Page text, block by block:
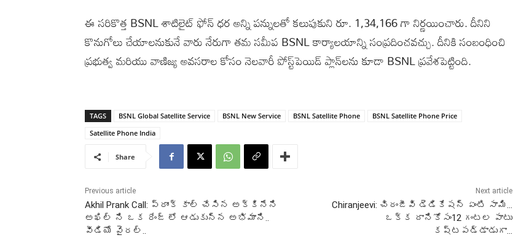
ఈ సరికొత్త BSNL శాటిలైట్ ఫోన్ ధర అన్ని పన్నులతో కలుపుకుని రూ. 1,34,166 గా నిర్ణయించారు. దీనిని
కొనుగోలు చేయాలనుకునే వారు నేరుగా తమ సమీప BSNL కార్యాలయాన్ని సంప్రదించవచ్చు. దీనికి సంబంధించి
ప్రభుత్వ మరియు వాణిజ్య అవసరాల కోసం నెలవారీ పోస్ట్‌పెయిడ్ ప్లాన్‌లను కూడా BSNL ప్రవేశపెట్టింది.
TAGS BSNL Global Satellite Service BSNL New Service BSNL Satellite Phone
BSNL Satellite Phone Price
Satellite Phone India
Share
Previous article
Akhil Prank Call: ప్రాంక్ కాల్ చేసిన అక్కినేని
అఖిల్ ని ఒక రేంజ్ లో ఆడుకున్న అభిమాని..
వీడియో వైరల్..
Next article
Chiranjeevi: చిరంజీవి డెడికేషన్ ఏంటి సామి…
ఒక్క దానికోసం12 గంటల పాటు
కష్టపడ్డాడుగా…